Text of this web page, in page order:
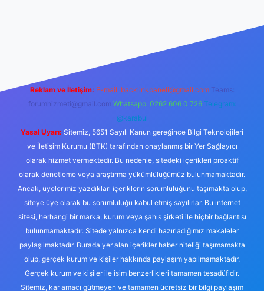
Reklam ve İletişim: E-mail: backlinkpaneli@gmail.com Teams:
forumhizmeti@gmail.com Whatsapp: 0262 606 0 726 Telegram:
@karabul
Yasal Uyarı: Sitemiz, 5651 Sayılı Kanun gereğince Bilgi Teknolojileri
ve İletişim Kurumu (BTK) tarafından onaylanmış bir Yer Sağlayıcı
olarak hizmet vermektedir. Bu nedenle, sitedeki içerikleri proaktif
olarak denetleme veya araştırma yükümlülüğümüz bulunmamaktadır.
Ancak, üyelerimiz yazdıkları içeriklerin sorumluluğunu taşımakta olup,
siteye üye olarak bu sorumluluğu kabul etmiş sayılırlar. Bu internet
sitesi, herhangi bir marka, kurum veya şahıs şirketi ile hiçbir bağlantısı
bulunmamaktadır. Sitede yalnızca kendi hazırladığımız makaleler
paylaşılmaktadır. Burada yer alan içerikler haber niteliği taşımamakta
olup, gerçek kurum ve kişiler hakkında paylaşım yapılmamaktadır.
Gerçek kurum ve kişiler ile isim benzerlikleri tamamen tesadüfidir.
Sitemiz, kar amacı gütmeyen ve tamamen ücretsiz bir bilgi paylaşım